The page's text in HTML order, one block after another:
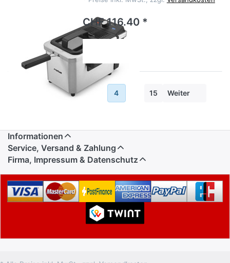
CHF 116.40 *
Zurück 1 4 15 Weiter
Informationen
Service, Versand & Zahlung
Firma, Impressum & Datenschutz